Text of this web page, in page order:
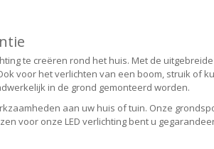
te creëren rond het huis. Met de
voor het verlichten van een boom, struik of
in de grond gemonteerd worden.
aan uw huis of tuin. Onze
voor onze LED verlichting bent u